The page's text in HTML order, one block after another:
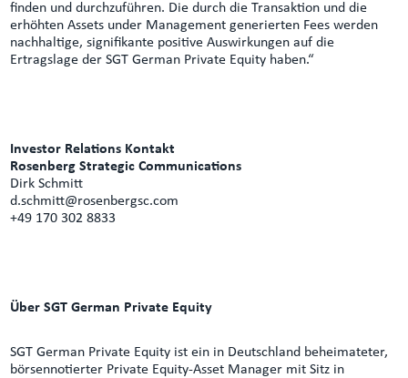
finden und durchzuführen. Die durch die Transaktion und die
erhöhten Assets under Management generierten Fees werden
nachhaltige, signifikante positive Auswirkungen auf die
Ertragslage der SGT German Private Equity haben.“
Investor Relations Kontakt
Rosenberg Strategic Communications
Dirk Schmitt
d.schmitt@rosenbergsc.com
+49 170 302 8833
Über SGT German Private Equity
SGT German Private Equity ist ein in Deutschland beheimateter,
börsennotierter Private Equity-Asset Manager mit Sitz in